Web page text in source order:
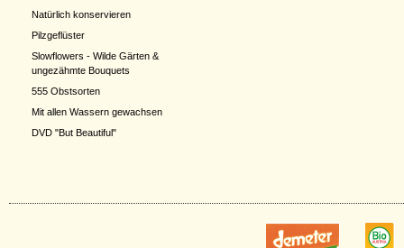
Natürlich konservieren
Pilzgeflüster
Slowflowers - Wilde Gärten &
ungezähmte Bouquets
555 Obstsorten
Mit allen Wassern gewachsen
DVD "But Beautiful"